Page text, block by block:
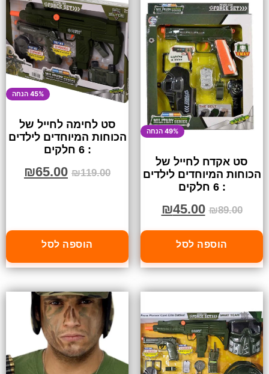
49% הנחה
סט אקדח לחייל של
הכוחות המיוחדים לילדים
: 6 חלקים
₪89.00
₪45.00
הוספה לסל
45% הנחה
סט לחימה לחייל של
הכוחות המיוחדים לילדים
: 6 חלקים
₪119.00
₪65.00
הוספה לסל